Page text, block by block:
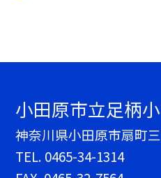
小田原市立足柄
神奈川県小田原市扇町
TEL. 0465-34-1314